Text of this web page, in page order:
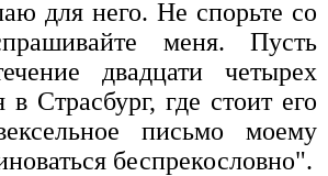
для него. Не спорьте со
меня. Пусть
двадцати четырех
в Страсбург, где стоит его
письмо моему
беспрекословно".